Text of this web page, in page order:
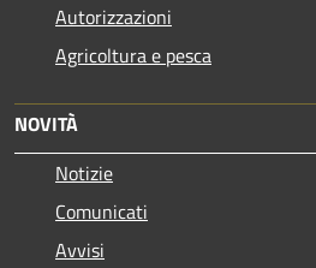
Autorizzazioni
Agricoltura e pesca
NOVITÀ
Notizie
Comunicati
Avvisi